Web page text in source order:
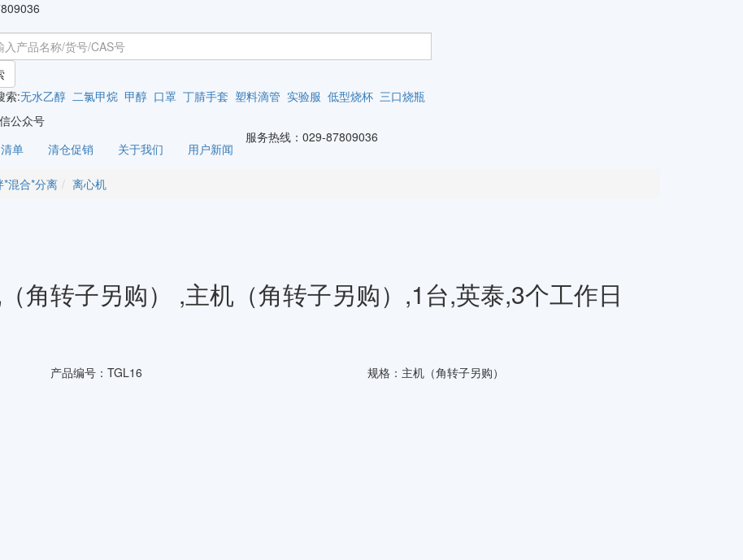
索:无水乙醇 二氯甲烷 甲醇 口罩 丁腈手套 塑料滴管 实验服 低型烧杯 三口烧瓶
公众号
单 清仓促销 关于我们 用户新闻
服务热线： 029-87809036
*混合*分离 离心机
角转子另购） ,主机（角转子另购）,1台,英泰,3个工作日
产品编号： TGL16 规格： 主机（角转子另购）